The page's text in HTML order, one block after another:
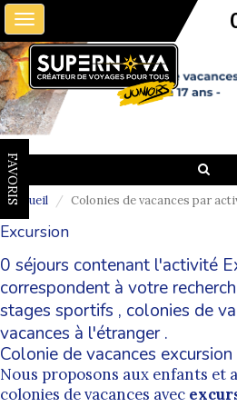
Toggle
navigation
FAVORIS
Accueil Colonies de vacances par
Excursion
0 séjours contenant l'activité
correspondent à votre
stages sportifs , colonies de
vacances à l'étranger.
Colonie de vacances excursion
Nous proposons aux enfants et
colonies de vacances avec